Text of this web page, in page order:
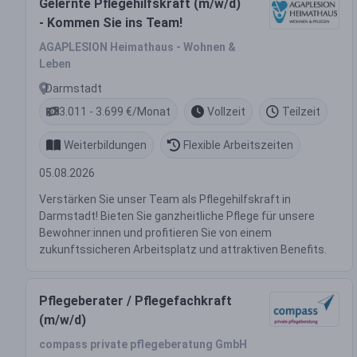
Gelernte Pflegehilfskraft (m/w/d)
- Kommen Sie ins Team!
AGAPLESION Heimathaus - Wohnen &
Leben
Darmstadt
3.011 - 3.699 €/Monat
Vollzeit Teilzeit
Weiterbildungen Flexible Arbeitszeiten
05.08.2026
Verstärken Sie unser Team als Pflegehilfskraft in
Darmstadt! Bieten Sie ganzheitliche Pflege für unsere
Bewohner:innen und profitieren Sie von einem
zukunftssicheren Arbeitsplatz und attraktiven Benefits.
Pflegeberater / Pflegefachkraft
(m/w/d)
compass private pflegeberatung GmbH